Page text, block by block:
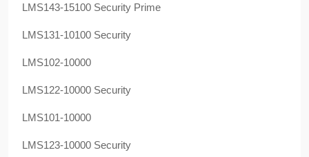
LMS143-15100 Security Prime
LMS131-10100 Security
LMS102-10000
LMS122-10000 Security
LMS101-10000
LMS123-10000 Security